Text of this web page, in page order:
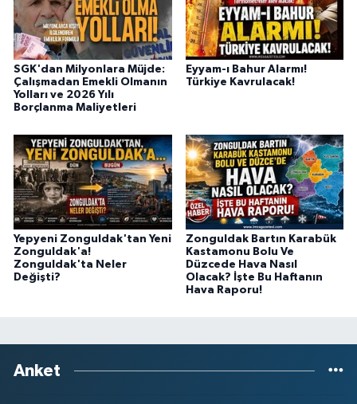
SGK'dan Milyonlara Müjde:
Çalışmadan Emekli Olmanın
Yolları ve 2026 Yılı
Borçlanma Maliyetleri
Eyyam-ı Bahur Alarmı!
Türkiye Kavrulacak!
Yepyeni Zonguldak'tan Yeni
Zonguldak'a!
Zonguldak'ta Neler
Değişti?
Zonguldak Bartın Karabük
Kastamonu Bolu Ve
Düzcede Hava Nasıl
Olacak? İşte Bu Haftanın
Hava Raporu!
Anket